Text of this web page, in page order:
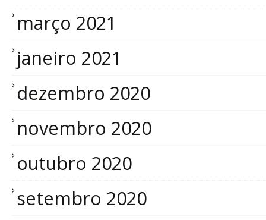
março 2021
janeiro 2021
dezembro 2020
novembro 2020
outubro 2020
setembro 2020